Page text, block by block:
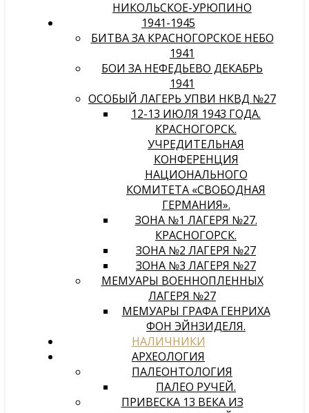
НИКОЛЬСКОЕ-УРЮПИНО
1941-1945
БИТВА ЗА КРАСНОГОРСКОЕ НЕБО
1941
БОИ ЗА НЕФЕДЬЕВО ДЕКАБРЬ
1941
ОСОБЫЙ ЛАГЕРЬ УПВИ НКВД №27
12-13 ИЮЛЯ 1943 ГОДА.
КРАСНОГОРСК.
УЧРЕДИТЕЛЬНАЯ
КОНФЕРЕНЦИЯ
НАЦИОНАЛЬНОГО
КОМИТЕТА «СВОБОДНАЯ
ГЕРМАНИЯ».
ЗОНА №1 ЛАГЕРЯ №27.
КРАСНОГОРСК.
ЗОНА №2 ЛАГЕРЯ №27
ЗОНА №3 ЛАГЕРЯ №27
МЕМУАРЫ ВОЕННОПЛЕННЫХ
ЛАГЕРЯ №27
МЕМУАРЫ ГРАФА ГЕНРИХА
ФОН ЭЙНЗИДЕЛЯ.
НАЛИЧНИКИ
АРХЕОЛОГИЯ
ПАЛЕОНТОЛОГИЯ
ПАЛЕО РУЧЕЙ.
ПРИВЕСКА 13 ВЕКА ИЗ